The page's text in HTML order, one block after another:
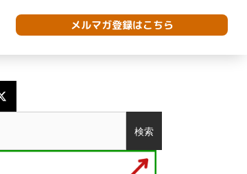
検索
メルマガ登録はこちら